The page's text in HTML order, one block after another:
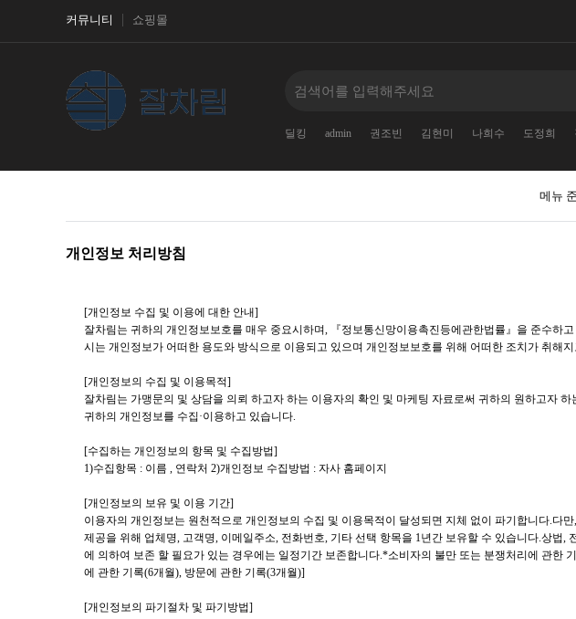
커뮤니티 쇼핑몰
딜킹 admin 권조빈 김현미 나희수 도정희
메뉴
개인정보 처리방침
[개인정보 수집 및 이용에 대한 안내]
잘차림는 귀하의 개인정보보호를 매우 중요시하며, 『정보통신망이용촉진등에관한법률』을 준수하
시는 개인정보가 어떠한 용도와 방식으로 이용되고 있으며 개인정보보호를 위해 어떠한 조치가 취해
[개인정보의 수집 및 이용목적]
잘차림는 가맹문의 및 상담을 의뢰 하고자 하는 이용자의 확인 및 마케팅 자료로써 귀하의 원하고자
귀하의 개인정보를 수집·이용하고 있습니다.
[수집하는 개인정보의 항목 및 수집방법]
1)수집항목 : 이름 , 연락처 2)개인정보 수집방법 : 자사 홈페이지
[개인정보의 보유 및 이용 기간]
이용자의 개인정보는 원천적으로 개인정보의 수집 및 이용목적이 달성되면 지체 없이 파기합니다.다
제공을 위해 업체명, 고객명, 이메일주소, 전화번호, 기타 선택 항목을 1년간 보유할 수 있습니다.상법,
에 의하여 보존 할 필요가 있는 경우에는 일정기간 보존합니다.*소비자의 불만 또는 분쟁처리에 관한
에 관한 기록(6개월), 방문에 관한 기록(3개월)]
[개인정보의 파기절차 및 파기방법]